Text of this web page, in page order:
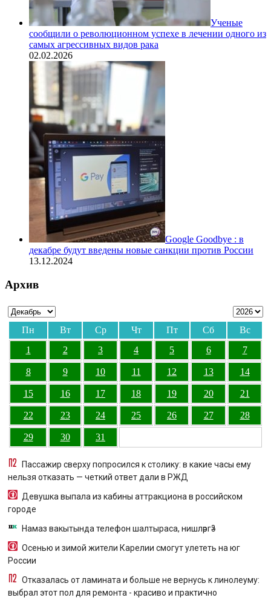
Ученые
сообщили о революционном успехе в лечении одного из
самых агрессивных видов рака
02.02.2026
Google Goodbye : в
декабре будут введены новые санкции против России
13.12.2024
Архив
Пн Вт Ср Чт Пт Сб
Вс
1
2 3 4 5 6 7
8 9 10 11 12 13 14
15 16 17 18 19 20 21
22 23 24 25 26 27 28
29 30 31
Пассажир сверху попросился к столику: в какие часы ему
нельзя отказать — четкий ответ дали в РЖД
Девушка выпала из кабины аттракциона в российском
городе
Намаз вакытында телефон шалтыраса, нишләргә?
Осенью и зимой жители Карелии смогут улететь на юг
России
Отказалась от ламината и больше не вернусь к линолеуму:
выбрал этот пол для ремонта - красиво и практично